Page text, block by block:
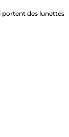
portent des lunettes